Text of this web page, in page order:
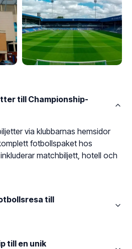
till Championship-
via klubbarnas hemsidor
fotbollspaket hos
matchbiljett, hotell och
till
till en unik